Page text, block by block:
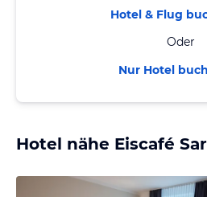
Hotel & Flug
Oder
Nur Hotel
Hotel nähe Eiscafé